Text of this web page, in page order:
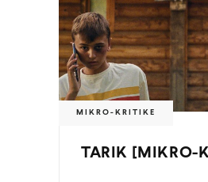
MIKRO-KRITIKE
TARIK [MIKRO-